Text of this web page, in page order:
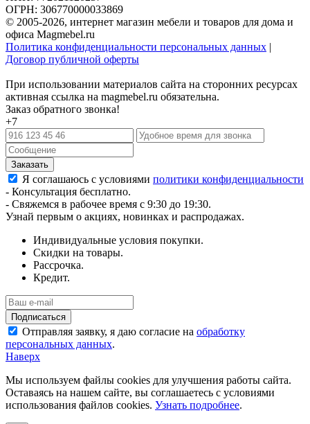
ОГРН: 306770000033869
© 2005-2026, интернет магазин мебели и товаров для дома и
офиса Magmebel.ru
Политика конфиденциальности персональных данных |
Договор публичной оферты
При использовании материалов сайта на сторонних ресурсах
активная ссылка на magmebel.ru обязательна.
Заказ обратного звонка!
+7
Я соглашаюсь с условиями политики конфиденциальности
- Консультация бесплатно.
- Свяжемся в рабочее время с 9:30 до 19:30.
Узнай первым о акциях, новинках и распродажах.
Индивидуальные условия покупки.
Скидки на товары.
Рассрочка.
Кредит.
Отправляя заявку, я даю согласие на обработку
персональных данных.
Наверх
Мы используем файлы cookies для улучшения работы сайта.
Оставаясь на нашем сайте, вы соглашаетесь с условиями
использования файлов cookies. Узнать подробнее.